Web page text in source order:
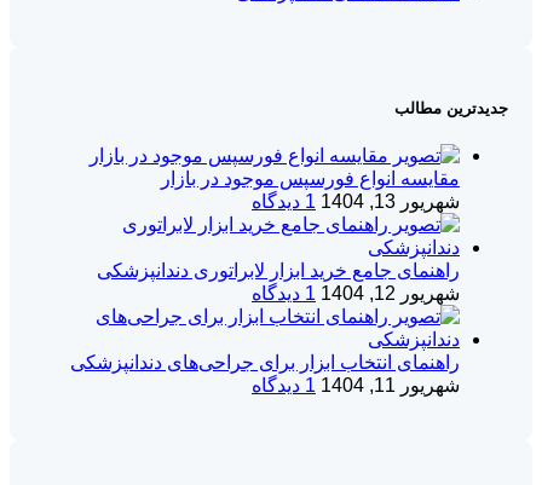
جدیدترین مطالب
مقایسه انواع فورسپس موجود در بازار
شهریور 13, 1404
1 دیدگاه
راهنمای جامع خرید ابزار لابراتوری دندانپزشکی
شهریور 12, 1404
1 دیدگاه
راهنمای انتخاب ابزار برای جراحی‌های دندانپزشکی
شهریور 11, 1404
1 دیدگاه